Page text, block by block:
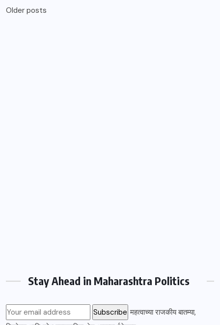
Older posts
Stay Ahead in Maharashtra Politics
महत्वाच्या राजकीय बातम्या,